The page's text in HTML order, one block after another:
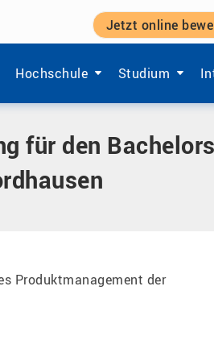
Jetzt online
Unterpunkte von 'Aktuelles'.
Hochschule
Zeige Menü-Unterpunkte von
Studium
Zeige Menü-
Digitales
für den
Produktmanagement der